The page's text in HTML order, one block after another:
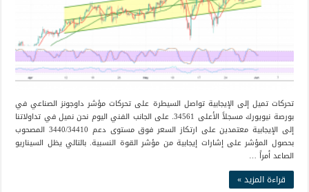
تحركات تميل إلى الإيجابية تواصل السيطرة على تحركات مؤشر داوجونز الصناعي في
بورصة نيويورك مسجلاً الأعلى 34561. على الجانب الفني اليوم نحن نميل في تداولاتنا
إلى الإيجابية معتمدين على ارتكاز السعر فوق مستوى دعم 3440/34410 المصحوب
بحصول المؤشر على إشارات إيجابية من مؤشر القوة النسبية. بالتالي يظل السيناريو
الصاعد أمراً …
قراءة المزيد »